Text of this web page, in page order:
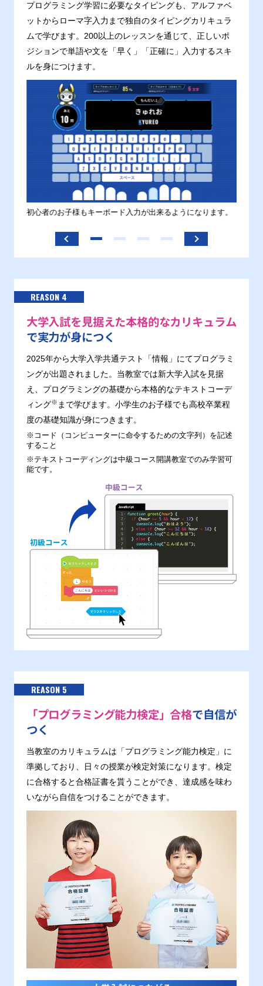
プログラミング学習に必要なタイピングも、アルファベ
ットからローマ字入力まで独自のタイピングカリキュラ
ムで学びます。200以上のレッスンを通じて、正しいポ
ジションで単語や文を「早く」「正確に」入力するスキ
ルを身につけます。
初心者のお子様もキーボード入力が出来るようになります。
REASON 4
大学入試を見据えた本格的なカリキュラム
で実力が身につく
2025年から大学入学共通テスト「情報」にてプログラミ
ングが出題されました。当教室では新大学入試を見据
え、プログラミングの基礎から本格的なテキストコーデ
ィング※ まで学びます。小学生のお子様でも高校卒業程
度の基礎知識が身につきます。
※コード（コンピューターに命令するための文字列）を記述
すること
※テキストコーディングは中級コース開講教室でのみ学習可
能です。
REASON 5
「プログラミング能力検定」合格で自信が
つく
当教室のカリキュラムは「プログラミング能力検定」に
準拠しており、日々の授業が検定対策になります。検定
に合格すると合格証書を貰うことができ、達成感を味わ
いながら自信をつけることができます。